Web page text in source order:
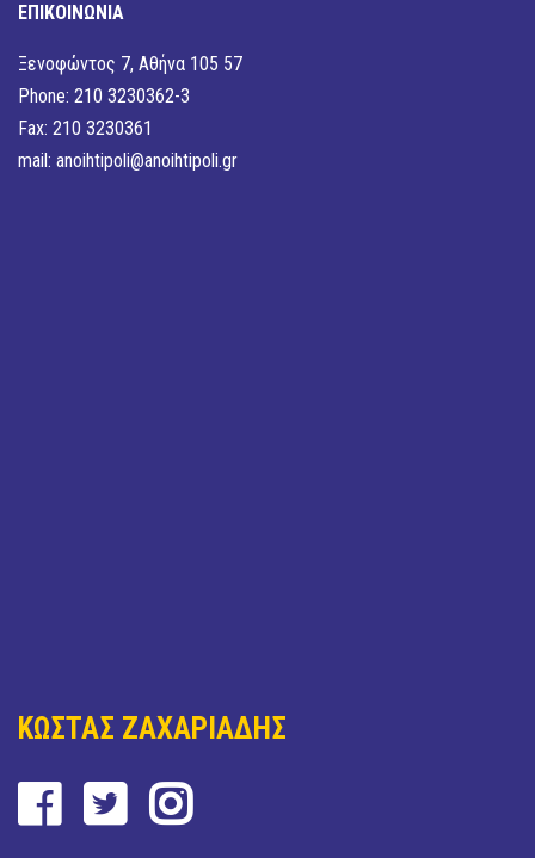
ΕΠΙΚΟΙΝΩΝΙΑ
Ξενοφώντος 7, Αθήνα 105 57
Phone: 210 3230362-3
Fax: 210 3230361
mail: anoihtipoli@anoihtipoli.gr
ΚΩΣΤΑΣ ΖΑΧΑΡΙΑΔΗΣ